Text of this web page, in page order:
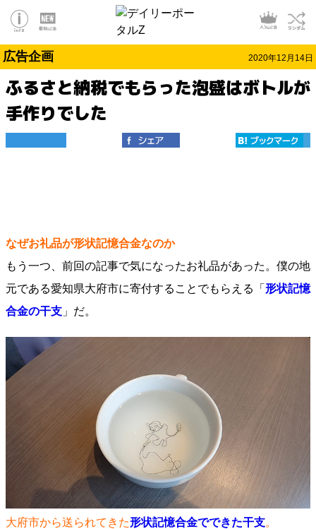
広告企画 2020年12月14日
ふるさと納税でもらった泡盛はボトルが
手作りでした
なぜお礼品が形状記憶合金なのか
もう一つ、前回の記事で気になったお礼品があった。僕の地
元である愛知県大府市に寄付することでもらえる「 形状記憶
合金の干支 」だ。
大府市から送られてきた形状記憶合金でできた干支。